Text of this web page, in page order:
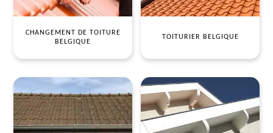
CHANGEMENT DE TOITURE
BELGIQUE
TOITURIER BELGIQUE